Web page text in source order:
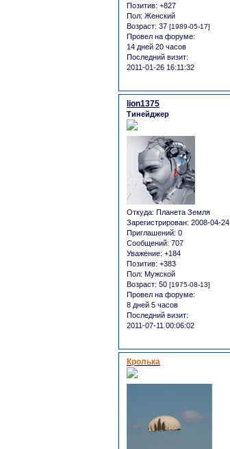
Позитив: +827
Пол: Женский
Возраст: 37 [1989-05-17]
Провел на форуме:
14 дней 20 часов
Последний визит:
2011-01-26 16:11:32
lion1375
Тинейджер
Откуда: Планета Земля
Зарегистрирован: 2008-04-24
Приглашений: 0
Сообщений: 707
Уважение: +184
Позитив: +383
Пол: Мужской
Возраст: 50 [1975-08-13]
Провел на форуме:
8 дней 5 часов
Последний визит:
2011-07-11 00:06:02
Кролька